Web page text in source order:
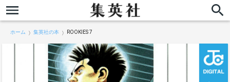
ホーム 集英社の本 ROOKIES 7